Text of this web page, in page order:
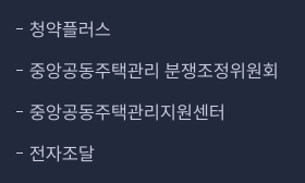
청약플러스
중앙공동주택관리 분쟁조정위원회
중앙공동주택관리지원센터
전자조달